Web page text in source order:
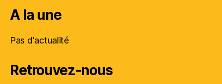
A la une
Pas d'actualité
Retrouvez-nous